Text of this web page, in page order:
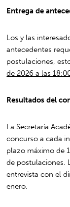
Entrega de
Los y las
antecedentes
postulaciones,
de 2026 a las
Resultados del
La Secretaría
concurso a cada
plazo máximo de
de postulaciones.
entrevista con el
enero.